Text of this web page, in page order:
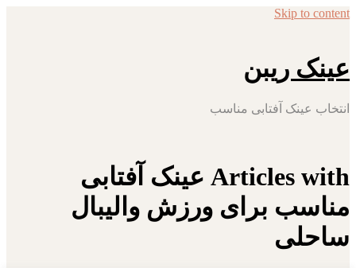
Skip to content
عینک ریبن
انتخاب عینک آفتابی مناسب
Articles with عینک آفتابی
مناسب برای ورزش والیبال
ساحلی